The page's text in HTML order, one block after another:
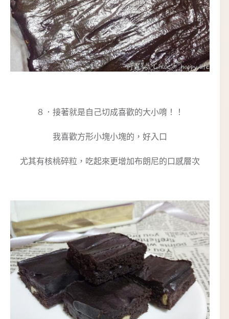
８．接著就是自己切成喜歡的大小唷！！
我喜歡方形小塊小塊的，好入口
尤其有核桃碎粒，吃起來更增加布朗尼的口感層次